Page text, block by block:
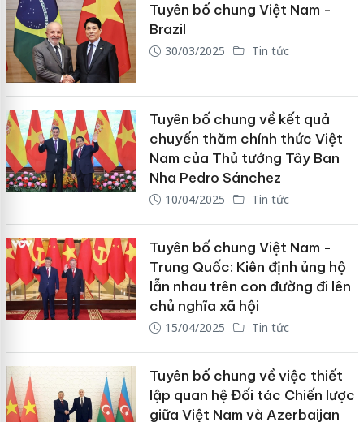
Tuyên bố chung Việt Nam -
Brazil
30/03/2025 Tin tức
Tuyên bố chung về kết quả
chuyến thăm chính thức Việt
Nam của Thủ tướng Tây Ban
Nha Pedro Sánchez
10/04/2025 Tin tức
Tuyên bố chung Việt Nam -
Trung Quốc: Kiên định ủng hộ
lẫn nhau trên con đường đi lên
chủ nghĩa xã hội
15/04/2025 Tin tức
Tuyên bố chung về việc thiết
lập quan hệ Đối tác Chiến lược
giữa Việt Nam và Azerbaijan